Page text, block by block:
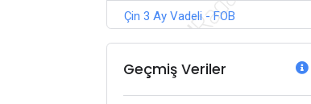
Çin 3 Ay Vadeli - FOB
Geçmiş Veriler